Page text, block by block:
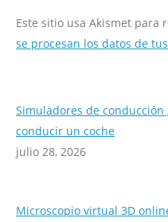
Este sitio usa Akismet para
se procesan los datos de
Simuladores de
conducir un coche
julio 28, 2026
Microscopio virtual 3D